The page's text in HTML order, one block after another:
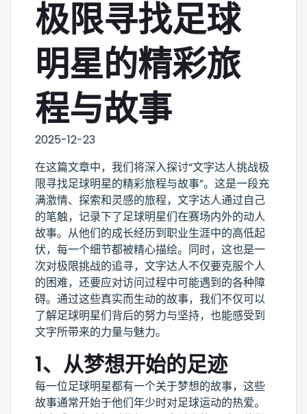
极限寻找足球
明星的精彩旅
程与故事
2025-12-23
在这篇文章中，我们将深入探讨“文字达人挑战极
限寻找足球明星的精彩旅程与故事”。这是一段充
满激情、探索和灵感的旅程，文字达人通过自己
的笔触，记录下了足球明星们在赛场内外的动人
故事。从他们的成长经历到职业生涯中的高低起
伏，每一个细节都被精心描绘。同时，这也是一
次对极限挑战的追寻，文字达人不仅要克服个人
的困难，还要应对访问过程中可能遇到的各种障
碍。通过这些真实而生动的故事，我们不仅可以
了解足球明星们背后的努力与坚持，也能感受到
文字所带来的力量与魅力。
1、从梦想开始的足迹
每一位足球明星都有一个关于梦想的故事，这些
故事通常开始于他们年少时对足球运动的热爱。